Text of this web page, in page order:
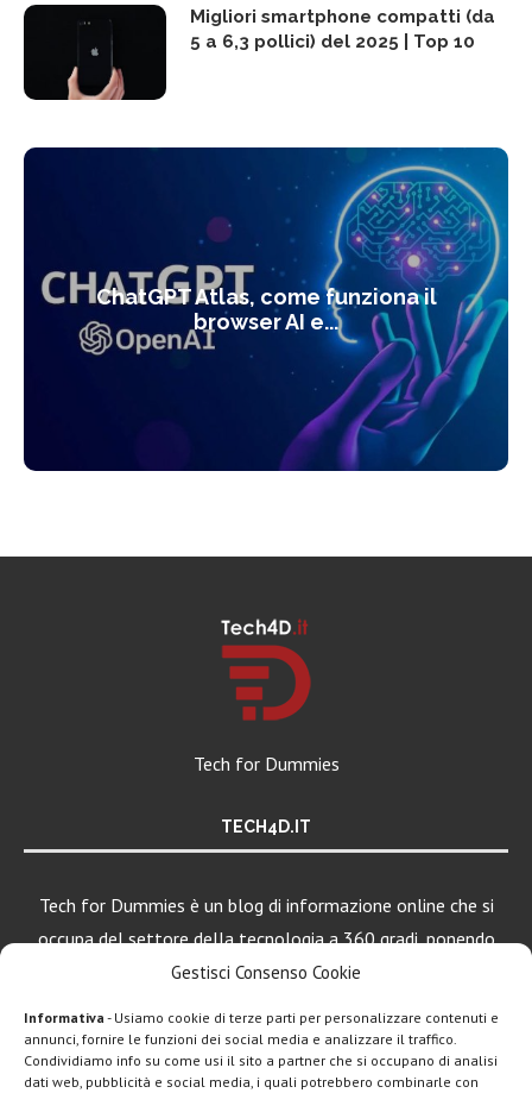
Gestisci Consenso Cookie
Informativa - Usiamo cookie di terze parti per personalizzare contenuti e
annunci, fornire le funzioni dei social media e analizzare il traffico.
Condividiamo info su come usi il sito a partner che si occupano di analisi
dati web, pubblicità e social media, i quali potrebbero combinarle con
Migliori smartphone compatti (da
5 a 6,3 pollici) del 2025 | Top 10
ChatGPT Atlas, come funziona il
browser AI e...
Tech for Dummies
TECH4D.IT
Tech for Dummies è un blog di informazione online che si
occupa del settore della tecnologia a 360 gradi, ponendo
una particolare attenzione al mondo Android, Apple e